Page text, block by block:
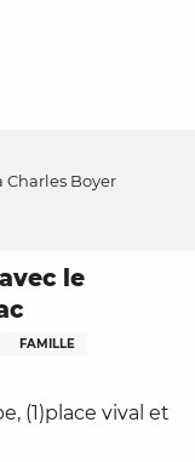
Charles Boyer
le
FAMILLE
(1)place vival et